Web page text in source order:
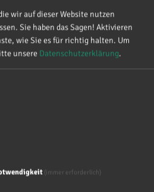
TAGUNG
wir auf dieser Website nutzen
Sie haben das Sagen! Aktivieren
wie Sie es für richtig halten. Um
unsere Datenschutzerklärung.
(immer erforderlich)